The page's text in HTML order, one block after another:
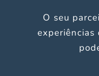
O seu
experiências